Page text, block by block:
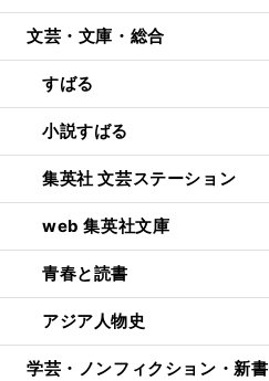
文芸・文庫・総合
すばる
小説すばる
集英社 文芸ステーション
web 集英社文庫
青春と読書
アジア人物史
学芸・ノンフィクション・新書